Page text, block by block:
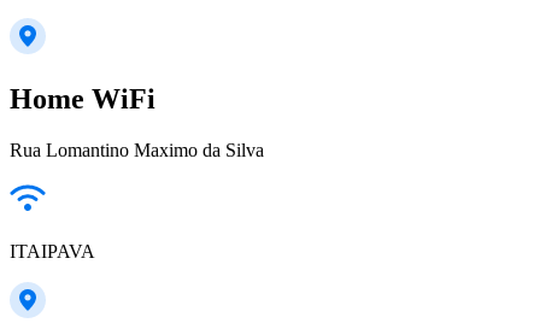
Home WiFi
Rua Lomantino Maximo da Silva
ITAIPAVA